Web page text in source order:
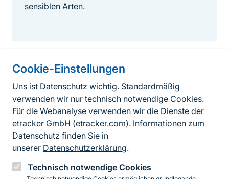
Cookie-Einstellungen
Uns ist Datenschutz wichtig. Standardmäßig
verwenden wir nur technisch notwendige Cookies.
Für die Webanalyse verwenden wir die Dienste der
etracker GmbH (etracker.com). Informationen zum
Datenschutz finden Sie in
unserer Datenschutzerklärung.
Technisch notwendige Cookies
sensiblen Arten.
Informationen zur Seite
FußzeileKontakt zum BfN
Kontaktformular
Erklärung zur Barrierefreiheit
Impressum